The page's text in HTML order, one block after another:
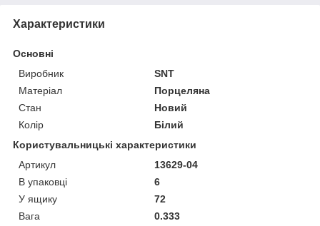
Характеристики
Основні
Виробник
SNT
Матеріал
Порцеляна
Стан
Новий
Колір
Білий
Користувальницькі характеристики
Артикул
13629-04
В упаковці
6
У ящику
72
Вага
0.333